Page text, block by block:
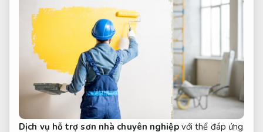
Dịch vụ hỗ trợ sơn nhà chuyên nghiệpvới thể đáp ứng